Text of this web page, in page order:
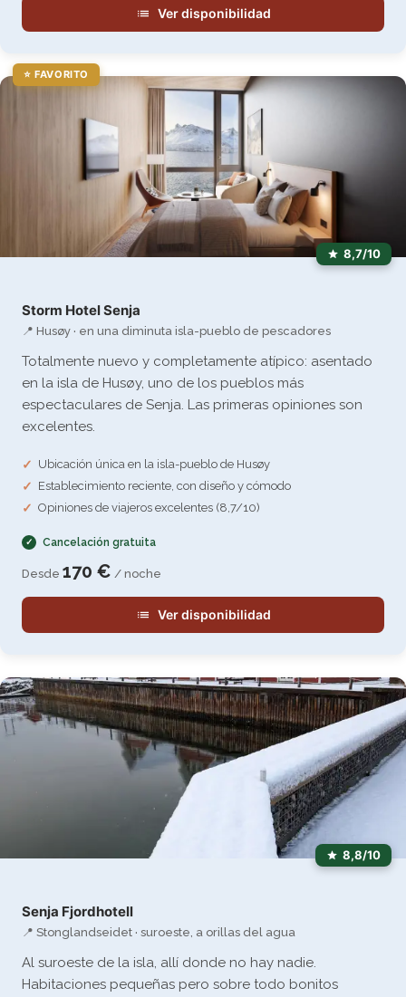
Ver disponibilidad
⭐ FAVORITO
8,7/10
Storm Hotel Senja
📍 Husøy · en una diminuta isla-pueblo de pescadores
Totalmente nuevo y completamente atípico: asentado
en la isla de Husøy, uno de los pueblos más
espectaculares de Senja. Las primeras opiniones son
excelentes.
Ubicación única en la isla-pueblo de Husøy
Establecimiento reciente, con diseño y cómodo
Opiniones de viajeros excelentes (8,7/10)
Cancelación gratuita
Desde 170 € / noche
Ver disponibilidad
8,8/10
Senja Fjordhotell
📍 Stonglandseidet · suroeste, a orillas del agua
Al suroeste de la isla, allí donde no hay nadie.
Habitaciones pequeñas pero sobre todo bonitos